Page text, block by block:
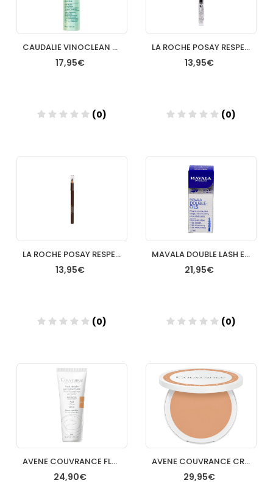
CAUDALIE VINOCLEAN ACEITE DESMAQUILLANTE 150ML
17,95€
(0)
LA ROCHE POSAY RESPECTISSIME LAPIZ INTENSE NEGRO
13,95€
(0)
Añadir
LA ROCHE POSAY RESPECTISSIME LAPIZ INTENSE BROWN (MARRON)
13,95€
(0)
Añadir
MAVALA DOUBLE LASH EYE LITE 10ML
21,95€
(0)
Añadir
AVENE COUVRANCE FLUIDO MIEL 30 ML
24,90€
AVENE COUVRANCE CR/COM/OILF ARENA
29,95€